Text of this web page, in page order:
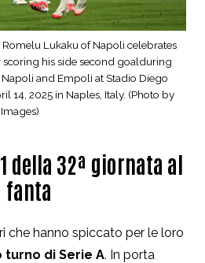
Romelu Lukaku of Napoli celebrates
scoring his side second goalduring
and Empoli at Stadio Diego
14, 2025 in Naples, Italy. (Photo by
della 32ª giornata al
fanta
che hanno spiccato per le loro
turno di Serie A. In porta